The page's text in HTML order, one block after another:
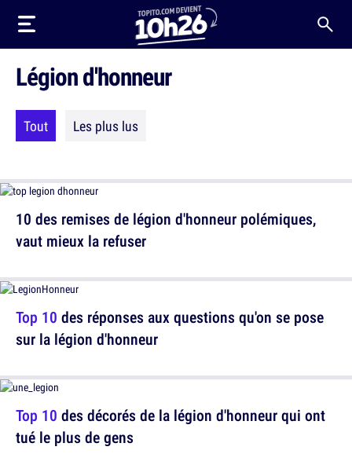
Légion d'honneur
Tout Les plus lus
10 des remises de légion d'honneur polémiques,
vaut mieux la refuser
Top 10 des réponses aux questions qu'on se pose
sur la légion d'honneur
Top 10 des décorés de la légion d'honneur qui ont
tué le plus de gens